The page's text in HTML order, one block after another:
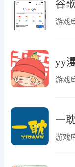
游戏
yy
游戏
游戏